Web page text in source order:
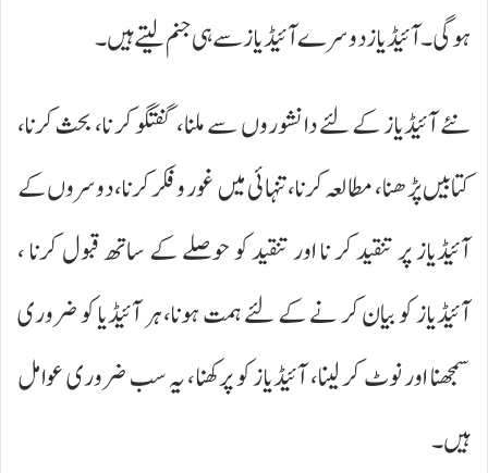
ہو گی۔ آئیڈیاز دوسرے آئیڈیاز سے ہی جنم لیتے ہیں۔
نئے آئیڈیاز کے لئے دانشوروں سے ملنا، گفتگو کر نا، بحث کرنا،
کتابیں پڑھنا، مطالعہ کرنا، تنہائی میں غور و فکر کرنا، دوسروں کے
آئیڈیاز پر تنقید کر نا اور تنقید کو حوصلے کے ساتھ قبول کرنا ،
آئیڈیاز کو بیان کر نے کے لئے ہمت ہونا، ہر آئیڈیا کو ضروری
سمجھنا اور نوٹ کر لینا، آئیڈیاز کو پرکھنا، یہ سب ضروری عوامل
ہیں۔